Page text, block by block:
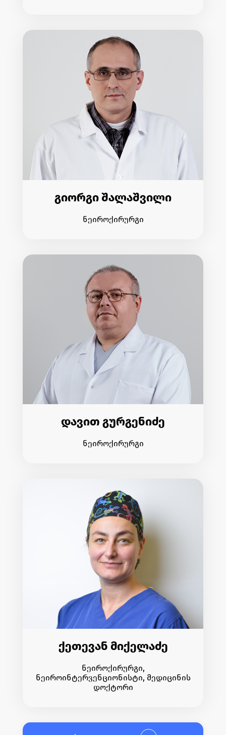
გიორგი შალაშვილი
ნეიროქირურგი
დავით გურგენიძე
ნეიროქირურგი
ქეთევან მიქელაძე
ნეიროქირურგი,
ნეიროინტერვენციონისტი, მედიცინის
დოქტორი